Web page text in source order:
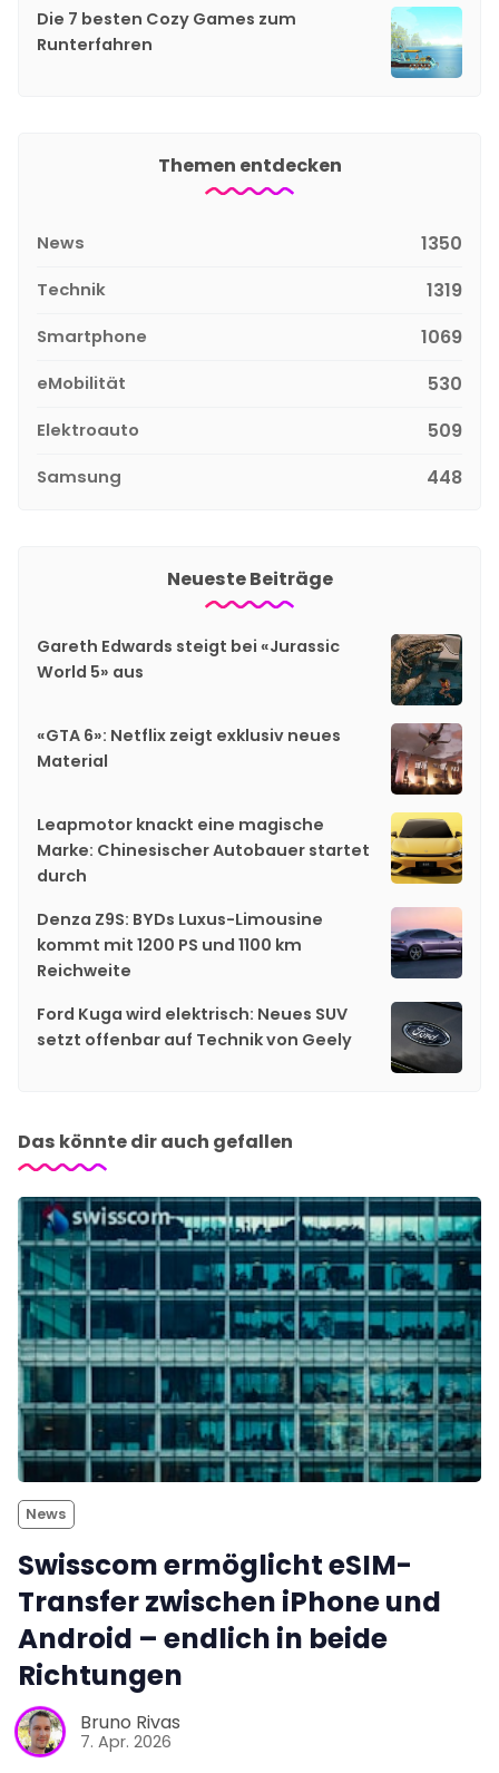
Die 7 besten Cozy Games zum
Runterfahren
Themen entdecken
News 1350
Technik 1319
Smartphone 1069
eMobilität 530
Elektroauto 509
Samsung 448
Neueste Beiträge
Gareth Edwards steigt bei «Jurassic
World 5» aus
«GTA 6»: Netflix zeigt exklusiv neues
Material
Leapmotor knackt eine magische
Marke: Chinesischer Autobauer startet
durch
Denza Z9S: BYDs Luxus-Limousine
kommt mit 1200 PS und 1100 km
Reichweite
Ford Kuga wird elektrisch: Neues SUV
setzt offenbar auf Technik von Geely
Das könnte dir auch gefallen
News
Swisscom ermöglicht eSIM-
Transfer zwischen iPhone und
Android – endlich in beide
Richtungen
Bruno Rivas
7. Apr. 2026